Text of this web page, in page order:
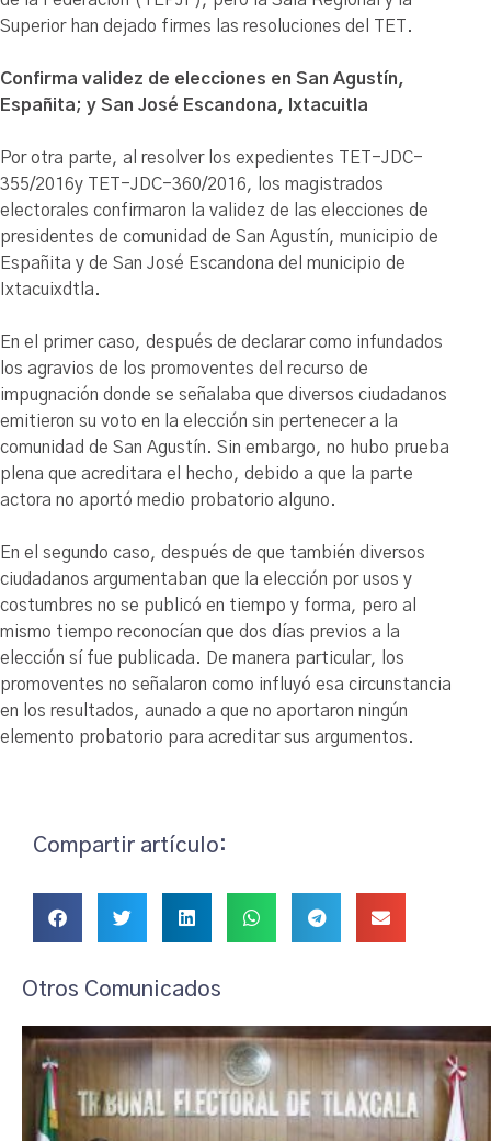
Superior han dejado firmes las resoluciones del TET.
Confirma validez de elecciones en San Agustín,
Españita; y San José Escandona, Ixtacuitla
Por otra parte, al resolver los expedientes TET-JDC-
355/2016y TET-JDC-360/2016, los magistrados
electorales confirmaron la validez de las elecciones de
presidentes de comunidad de San Agustín, municipio de
Españita y de San José Escandona del municipio de
Ixtacuixdtla.
En el primer caso, después de declarar como infundados
los agravios de los promoventes del recurso de
impugnación donde se señalaba que diversos ciudadanos
emitieron su voto en la elección sin pertenecer a la
comunidad de San Agustín. Sin embargo, no hubo prueba
plena que acreditara el hecho, debido a que la parte
actora no aportó medio probatorio alguno.
En el segundo caso, después de que también diversos
ciudadanos argumentaban que la elección por usos y
costumbres no se publicó en tiempo y forma, pero al
mismo tiempo reconocían que dos días previos a la
elección sí fue publicada. De manera particular, los
promoventes no señalaron como influyó esa circunstancia
en los resultados, aunado a que no aportaron ningún
elemento probatorio para acreditar sus argumentos.
Compartir artículo:
Otros Comunicados